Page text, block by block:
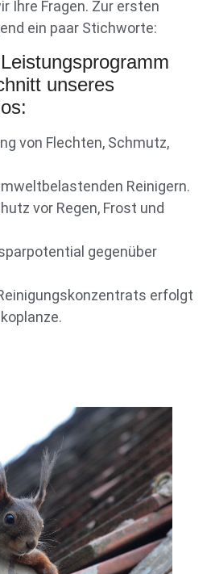
Ihre Fragen. Zur ersten
ein paar Stichworte:
unseres
von Flechten, Schmutz,
Reinigern.
vor Regen, Frost und
gegenüber
erfolgt